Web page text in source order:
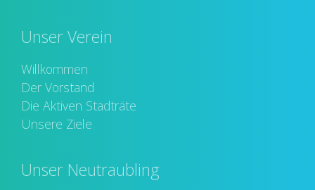
Unser Verein
Willkommen
Der Vorstand
Die Aktiven Stadträte
Unsere Ziele
Unser Neutraubling